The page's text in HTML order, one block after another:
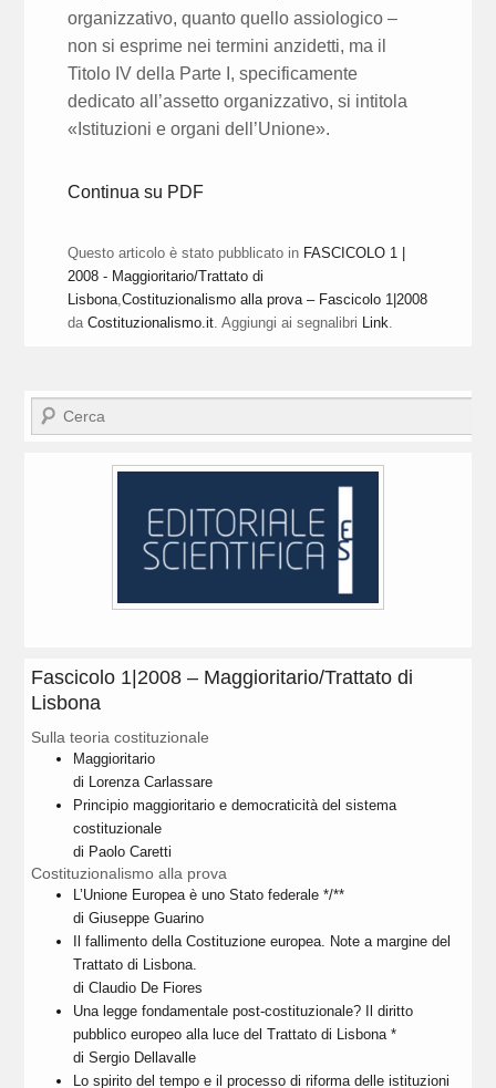
organizzativo, quanto quello assiologico –
non si esprime nei termini anzidetti, ma il
Titolo IV della Parte I, specificamente
dedicato all’assetto organizzativo, si intitola
«Istituzioni e organi dell’Unione».
Continua su PDF
Questo articolo è stato pubblicato in FASCICOLO 1 |
2008 - Maggioritario/Trattato di
Lisbona ,Costituzionalismo alla prova – Fascicolo 1|2008
daCostituzionalismo.it . Aggiungi ai segnalibri Link
Cerca
Fascicolo 1|2008 – Maggioritario/Trattato di
Lisbona
Sulla teoria costituzionale
Maggioritario
di Lorenza Carlassare
Principio maggioritario e democraticità del sistema
costituzionale
di Paolo Caretti
Costituzionalismo alla prova
L’Unione Europea è uno Stato federale */**
di Giuseppe Guarino
Il fallimento della Costituzione europea. Note a margine del
Trattato di Lisbona.
di Claudio De Fiores
Una legge fondamentale post-costituzionale? Il diritto
pubblico europeo alla luce del Trattato di Lisbona *
di Sergio Dellavalle
Lo spirito del tempo e il processo di riforma delle istituzioni